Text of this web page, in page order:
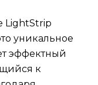
LightStrip
уникальное
эффектный
к